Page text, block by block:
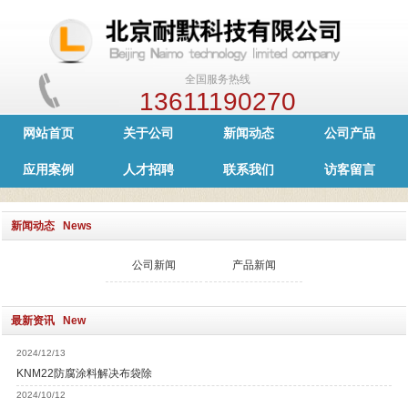
全国服务热线
13611190270
网站首页 关于公司 新闻动态 公司产品
应用案例 人才招聘 联系我们 访客留言
新闻动态 News
公司新闻 产品新闻
最新资讯 New
2024/12/13
KNM22防腐涂料解决布袋除
2024/10/12